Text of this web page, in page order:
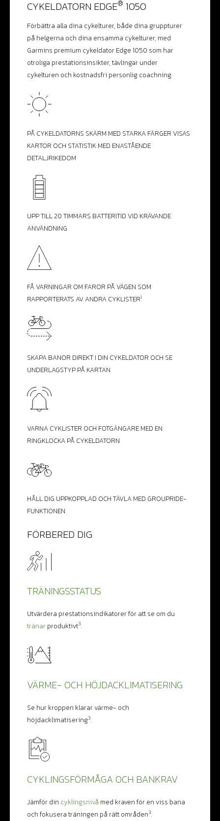
CYKELDATORN EDGE® 1050
Förbättra alla dina cykelturer, både dina gruppturer
på helgerna och dina ensamma cykelturer, med
Garmins premium cykeldator Edge 1050 som har
otroliga prestationsinsikter, tävlingar under
cykelturen och kostnadsfri personlig coachning.
PÅ CYKELDATORNS SKÄRM MED STARKA FÄRGER VISAS
KARTOR OCH STATISTIK MED ENASTÅENDE
DETALJRIKEDOM
UPP TILL 20 TIMMARS BATTERITID VID KRÄVANDE
ANVÄNDNING
FÅ VARNINGAR OM FAROR PÅ VÄGEN SOM
RAPPORTERATS AV ANDRA CYKLISTER1
SKAPA BANOR DIREKT I DIN CYKELDATOR OCH SE
UNDERLAGSTYP PÅ KARTAN
VARNA CYKLISTER OCH FOTGÄNGARE MED EN
RINGKLOCKA PÅ CYKELDATORN
HÅLL DIG UPPKOPPLAD OCH TÄVLA MED GROUPRIDE-
FUNKTIONEN
FÖRBERED DIG
TRÄNINGSSTATUS
Utvärdera prestationsindikatorer för att se om du
tränar produktivt3.
VÄRME- OCH HÖJDACKLIMATISERING
Se hur kroppen klarar värme- och
höjdacklimatisering3.
CYKLINGSFÖRMÅGA OCH BANKRAV
Jämför din cyklingsnivå med kraven för en viss bana
och fokusera träningen på rätt områden3.